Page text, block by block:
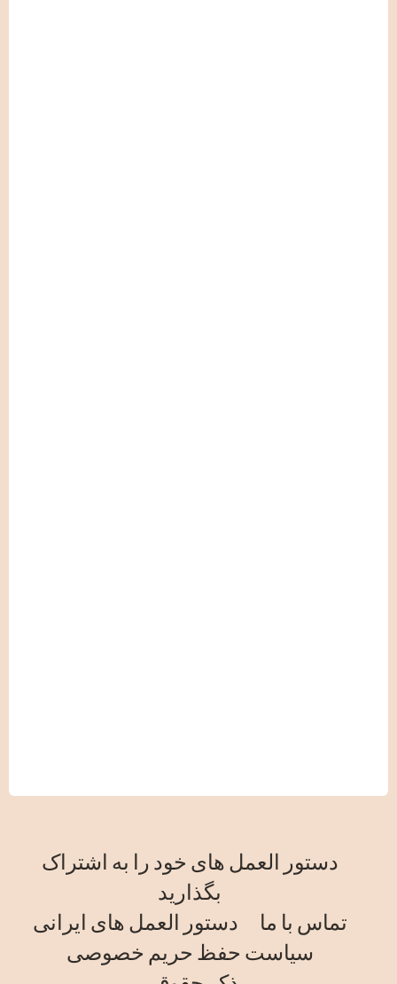
دستور العمل های خود را به اشتراک
بگذارید
تماس با ما
دستور العمل های ایرانی
سیاست حفظ حریم خصوصی